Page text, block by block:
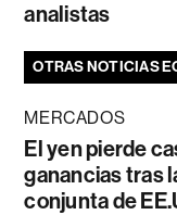
analistas
OTRAS NOTICIAS
MERCADOS
El yen pierde
ganancias tras
conjunta de